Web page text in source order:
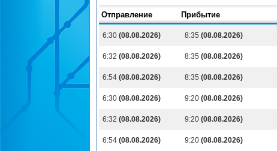
Отправление Прибытие
6:30 (08.08.2026) 8:35 (08.08.2026)
6:32 (08.08.2026) 8:35 (08.08.2026)
6:54 (08.08.2026) 8:35 (08.08.2026)
6:30 (08.08.2026) 9:20 (08.08.2026)
6:32 (08.08.2026) 9:20 (08.08.2026)
6:54 (08.08.2026) 9:20 (08.08.2026)